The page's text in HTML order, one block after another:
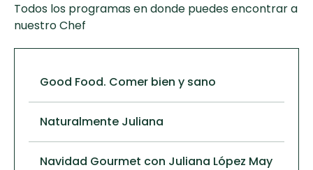
Todos los programas en donde puedes encontrar a
nuestro Chef
Good Food. Comer bien y sano
Naturalmente Juliana
Navidad Gourmet con Juliana López May